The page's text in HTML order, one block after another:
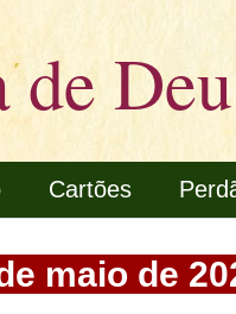
Cartões
maio de